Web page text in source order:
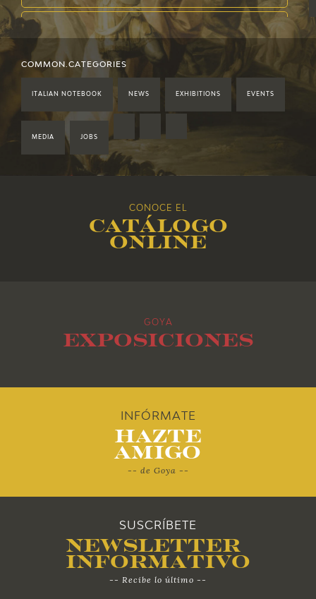
2022
2021
2019
2018
COMMON.CATEGORIES
ITALIAN NOTEBOOK NEWS EXHIBITIONS EVENTS
MEDIA JOBS
CONOCE EL
Catálogo
online
GOYA
Exposiciones
INFÓRMATE
Hazte
Amigo
-- de Goya --
SUSCRÍBETE
Newsletter
Informativo
-- Recibe lo último --